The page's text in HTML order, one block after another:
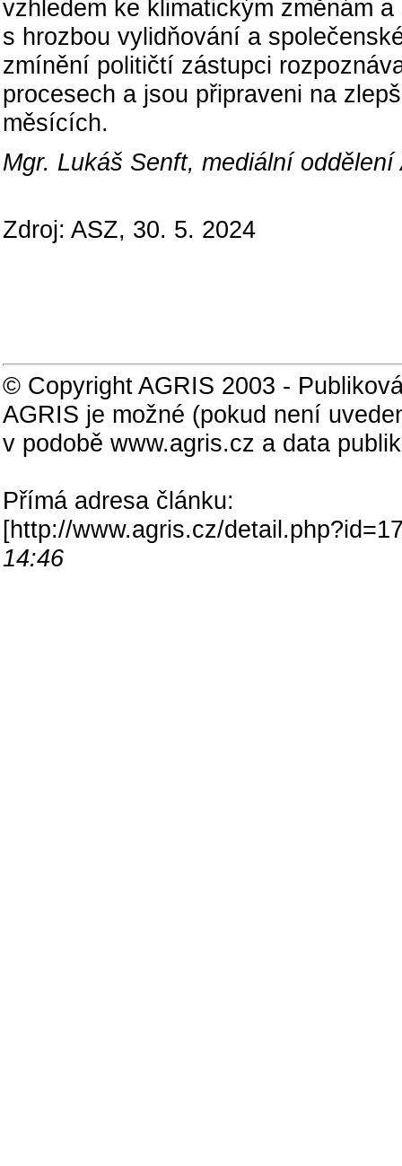
vzhledem ke klimatickým změnám
s hrozbou vylidňování a
zmínění političtí zástupci
procesech a jsou připraveni na
měsících.
Mgr. Lukáš Senft, mediální oddělení
Zdroj: ASZ, 30. 5. 2024
© Copyright AGRIS 2003 -
AGRIS je možné (pokud není
v podobě www.agris.cz a data
Přímá adresa článku:
[http://www.agris.cz/
14:46